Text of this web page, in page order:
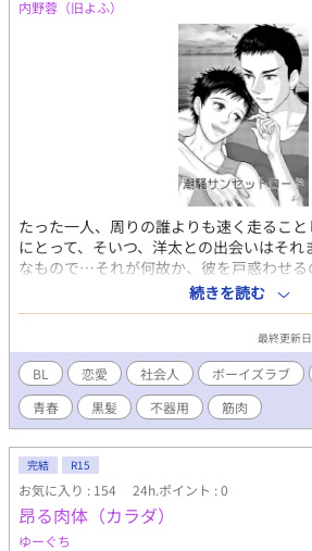
内野蓉（旧よふ）
たった一人、周りの誰よりも速く走るこ
にとって、そいつ、洋太との出会いはそ
なもので…それが何故か、彼を戸惑わせ
作者追記：ちょっとストーリーの順番を入
で、そっちが描けたら後でこのネームの
を修正して後ろの章とかに回すかもしれ
承を…） （※作者注：まさかのネームひ
の作業時間が足りなくなりました…汗 表
状態でも参加できるものか不明ですが、い
描けた分は（ネームですが）4回に分けて
続きを読む
最終更新
BL 恋愛 社会人 ボーイズラブ
青春
黒髪 不器用 筋肉
完結 R15
お気に入り : 154 24h.ポイント : 0
昂る肉体（カラダ）
ゆーぐち